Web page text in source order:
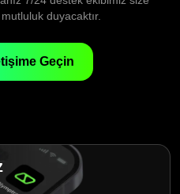
işlemlerinizi yönetebilirsiniz.
harekete geçmeyi kolaylaştırır.
duyacaktır.
Geçin